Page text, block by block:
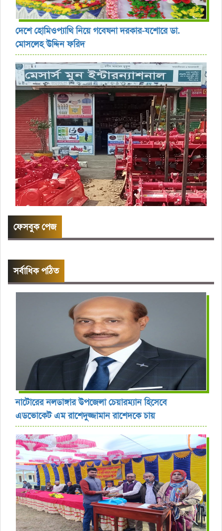
দেশে হোমিওপ্যাথি নিয়ে গবেষনা দরকার-যশোরে ডা.
মোসলেহ উদ্দিন ফরিদ
ফেসবুক পেজ
সর্বাধিক পঠিত
নাটোরের নলডাঙ্গার উপজেলা চেয়ারম্যান হিসেবে
এডভোকেট এম রাশেদুজ্জামান রাশেদকে চায়